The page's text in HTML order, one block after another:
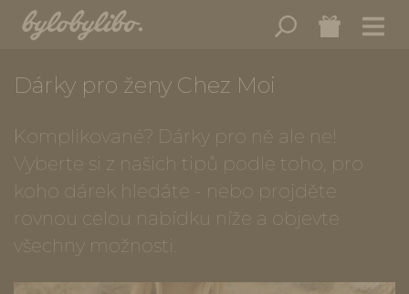
Dárky pro ženy Chez Moi
Komplikované? Dárky pro ně ale ne!
Vyberte si z našich tipů podle toho, pro
koho dárek hledáte - nebo projděte
rovnou celou nabídku níže a objevte
všechny možnosti.